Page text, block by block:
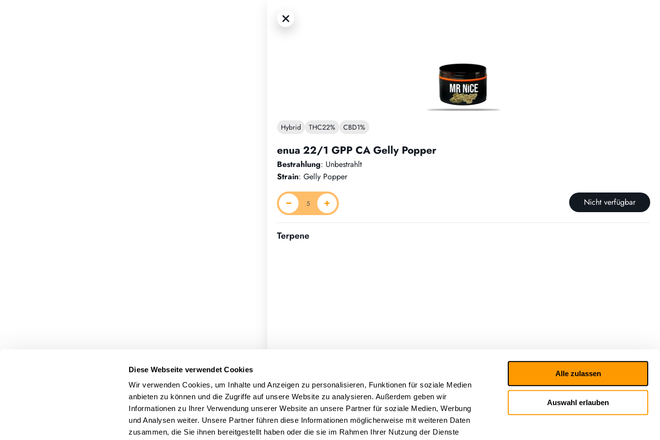
Diese Webseite verwendet Cookies
Wir verwenden Cookies, um Inhalte und Anzeigen zu personalisieren, Funktionen für soziale Medien
anbieten zu können und die Zugriffe auf unsere Website zu analysieren. Außerdem geben wir
Informationen zu Ihrer Verwendung unserer Website an unsere Partner für soziale Medien, Werbung
und Analysen weiter. Unsere Partner führen diese Informationen möglicherweise mit weiteren Daten
zusammen, die Sie ihnen bereitgestellt haben oder die sie im Rahmen Ihrer Nutzung der Dienste
Alle zulassen
Auswahl erlauben
Hybrid THC22% CBD1%
enua 22/1 GPP CA Gelly Popper
Bestrahlung: Unbestrahlt
Strain: Gelly Popper
Nicht verfügbar
Terpene